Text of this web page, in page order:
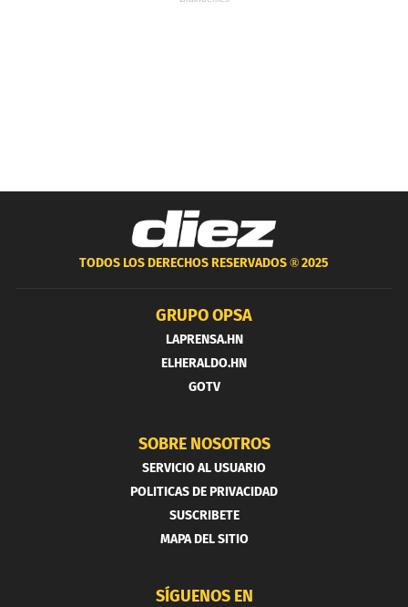
TODOS LOS DERECHOS RESERVADOS ®2025
GRUPO OPSA
LAPRENSA.HN
ELHERALDO.HN
GOTV
SOBRE NOSOTROS
SERVICIO AL USUARIO
POLITICAS DE PRIVACIDAD
SUSCRIBETE
MAPA DEL SITIO
SÍGUENOS EN